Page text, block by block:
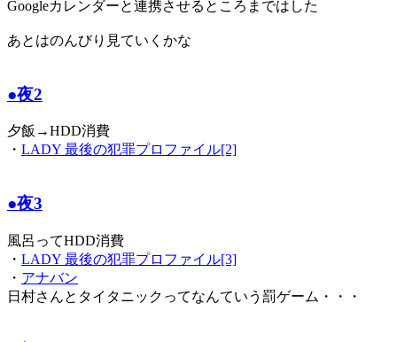
Googleカレンダーと連携させるところまではした
あとはのんびり見ていくかな
●夜2
夕飯→HDD消費
・ LADY 最後の犯罪プロファイル[2]
●夜3
風呂ってHDD消費
・ LADY 最後の犯罪プロファイル[3]
・ アナバン
日村さんとタイタニックってなんていう罰ゲーム・・・